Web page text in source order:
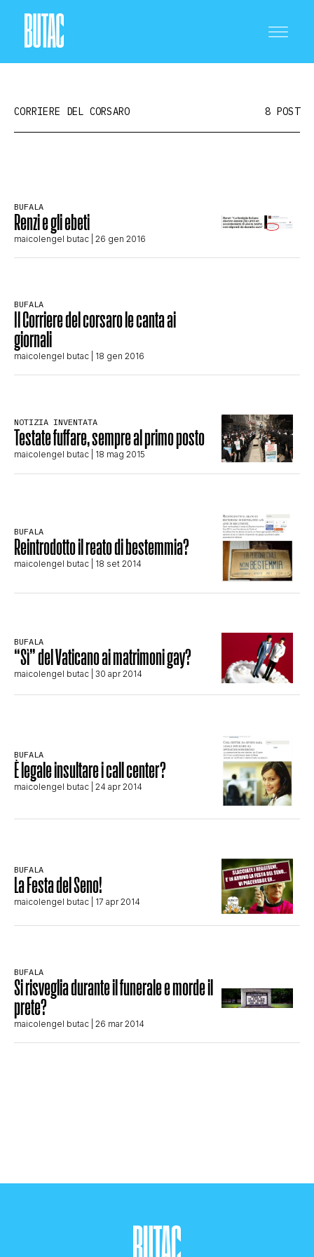
SCIENZA E TECNOLOGIA
STORIA E CITAZIONI
COMPLOTTI, LEGGENDE URBANE ED
EDITORIALI
TRUFFE E SOCIAL NETWORK
CLIMA ED ENERGIA
CONTATTI
CHI SIAMO
CORRIERE DEL CORSARO 8 POST
BUFALA
Renzi e gli ebeti
maicolengel butac | 26 gen 2016
BUFALA
Il Corriere del corsaro le canta ai
giornali
maicolengel butac | 18 gen 2016
NOTIZIA INVENTATA
Testate fuffare, sempre al primo posto
maicolengel butac | 18 mag 2015
BUFALA
Reintrodotto il reato di bestemmia?
maicolengel butac | 18 set 2014
BUFALA
“Sì” del Vaticano ai matrimoni gay?
maicolengel butac | 30 apr 2014
BUFALA
È legale insultare i call center?
maicolengel butac | 24 apr 2014
BUFALA
La Festa del Seno!
maicolengel butac | 17 apr 2014
BUFALA
Si risveglia durante il funerale e morde il
prete?
maicolengel butac | 26 mar 2014